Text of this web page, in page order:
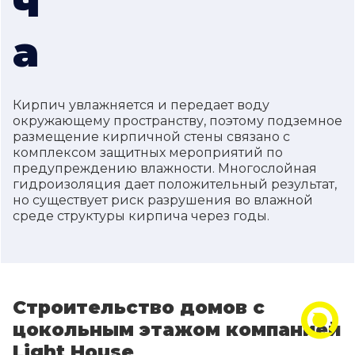
а
Кирпич увлажняется и передает воду
окружающему пространству, поэтому подземное
размещение кирпичной стены связано с
комплексом защитных мероприятий по
предупреждению влажности. Многослойная
гидроизоляция дает положительный результат,
но существует риск разрушения во влажной
среде структуры кирпича через годы.
Строительство домов с
цокольным этажом компанией
Зв'язатись з менеджером 24/7